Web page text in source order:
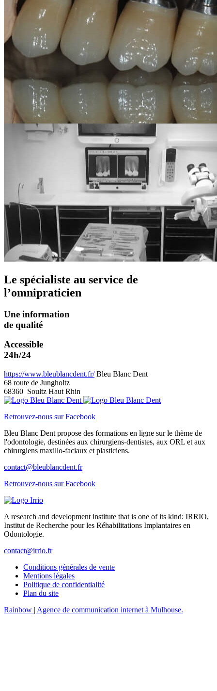
Le spécialiste au service de
l’omnipraticien
Une information
de qualité
Accessible
24h/24
https://www.bleublancdent.fr/ Bleu Blanc Dent
68 route de Jungholtz
68360 Soultz Haut Rhin
Retrouvez-nous sur Facebook
Bleu Blanc Dent propose des formations en ligne sur le thème de
l'odontologie, destinées aux chirurgiens-dentistes, aux ORL et aux
chirurgiens maxillo-faciaux et plasticiens.
contact@bleublancdent.fr
Retrouvez-nous sur Facebook
A research and development institute that is one of its kind: IRRIO,
Institut de Recherche pour les Réhabilitations Implantaires en
Odontologie.
contact@irrio.fr
Conditions générales de vente
Mentions légales
Politique de confidentialité
Plan du site
Rainbow | Agence de communication internet à Mulhouse.